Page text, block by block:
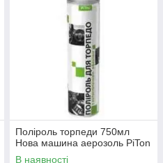
Поліроль торпеди 750мл
Нова машина аерозоль PiTon
В наявності